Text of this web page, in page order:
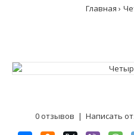
Главная
0 отзывов | Написать